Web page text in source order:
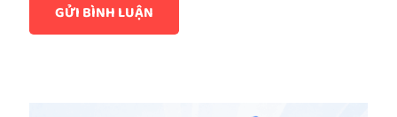
GỬI BÌNH LUẬN